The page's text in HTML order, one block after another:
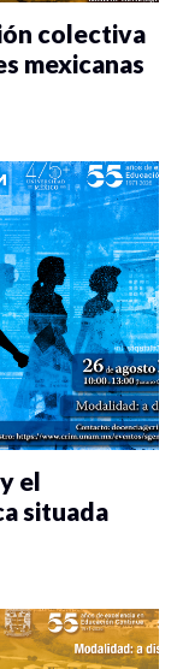
colectiva
mexicanas
el
situada